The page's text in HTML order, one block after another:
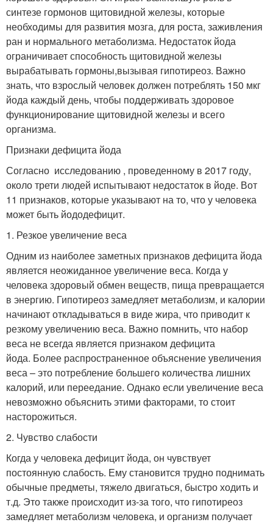
синтезе гормонов щитовидной железы, которые
необходимы для развития мозга, для роста, заживления
ран и нормального метаболизма. Недостаток йода
ограничивает способность щитовидной железы
вырабатывать гормоны,вызывая гипотиреоз. Важно
знать, что взрослый человек должен потреблять 150 мкг
йода каждый день, чтобы поддерживать здоровое
функционирование щитовидной железы и всего
организма.
Признаки дефицита йода
Согласно исследованию , проведенному в 2017 году,
около трети людей испытывают недостаток в йоде. Вот
11 признаков, которые указывают на то, что у человека
может быть йододефицит.
1. Резкое увеличение веса
Одним из наиболее заметных признаков дефицита йода
является неожиданное увеличение веса. Когда у
человека здоровый обмен веществ, пища превращается
в энергию. Гипотиреоз замедляет метаболизм, и калории
начинают откладываться в виде жира, что приводит к
резкому увеличению веса. Важно помнить, что набор
веса не всегда является признаком дефицита
йода. Более распространенное объяснение увеличения
веса – это потребление большего количества лишних
калорий, или переедание. Однако если увеличение веса
невозможно объяснить этими факторами, то стоит
насторожиться.
2. Чувство слабости
Когда у человека дефицит йода, он чувствует
постоянную слабость. Ему становится трудно поднимать
обычные предметы, тяжело двигаться, быстро ходить и
т.д. Это также происходит из-за того, что гипотиреоз
замедляет метаболизм человека, и организм получает